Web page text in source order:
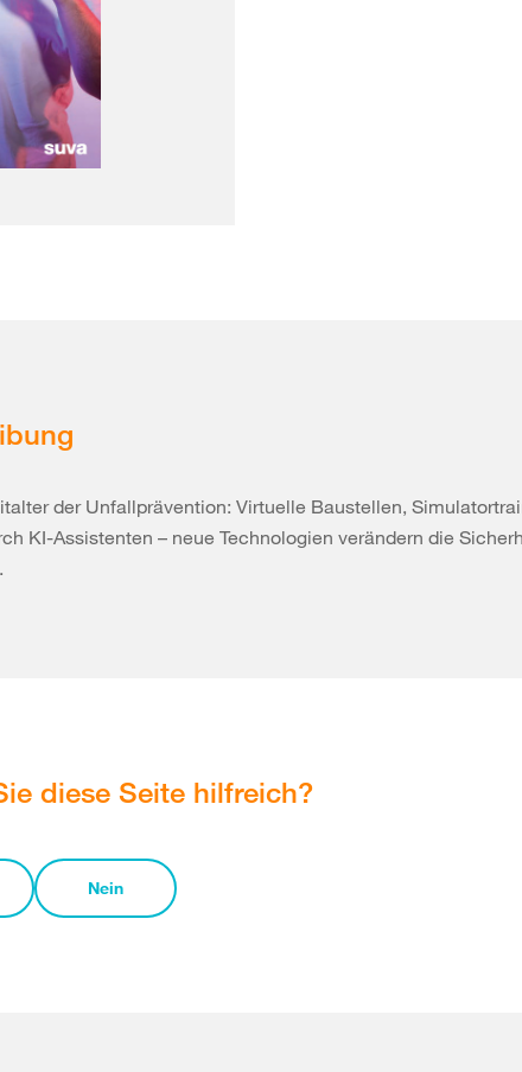
der Unfallprävention: Virtuelle Baustellen,
KI-Assistenten – neue Technologien verändern die
diese Seite hilfreich?
Nein